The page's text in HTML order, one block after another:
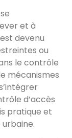
et à
devenu
ou
le contrôle
mécanismes
d’accès
pratique et